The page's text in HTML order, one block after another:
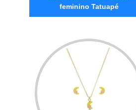
feminino Tatuapé